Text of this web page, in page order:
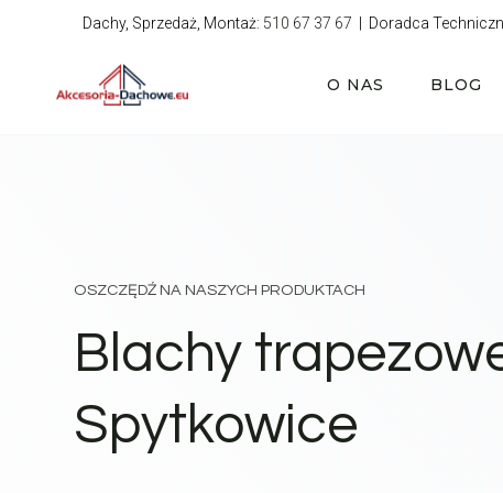
Dachy, Sprzedaż, Montaż: 510 67 37 67 | Doradca
O NAS BLOG
OSZCZĘDŹ NA NASZYCH PRODUKTACH
Blachy
Spytkowice